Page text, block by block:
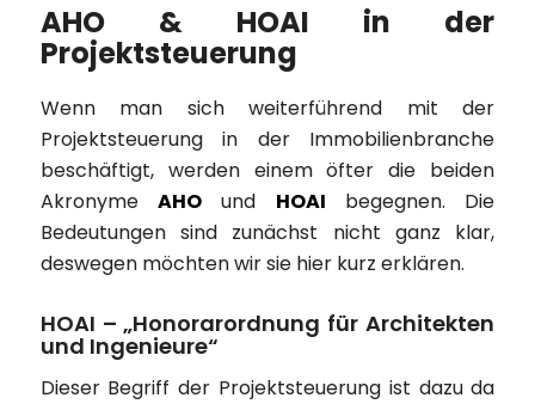
AHO & HOAI in der
Projektsteuerung
Wenn man sich weiterführend mit der
Projektsteuerung in der Immobilienbranche
beschäftigt, werden einem öfter die beiden
Akronyme AHOund HOAI begegnen. Die
Bedeutungen sind zunächst nicht ganz klar,
deswegen möchten wir sie hier kurz erklären.
HOAI – „Honorarordnung für Architekten
und Ingenieure“
Dieser Begriff der Projektsteuerung ist dazu da